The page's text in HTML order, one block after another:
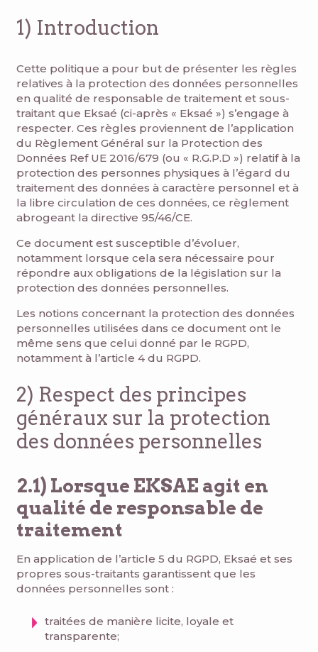
1) Introduction
Cette politique a pour but de présenter les règles
relatives à la protection des données personnelles
en qualité de responsable de traitement et sous-
traitant que Eksaé (ci-après « Eksaé ») s’engage à
respecter. Ces règles proviennent de l’application
du Règlement Général sur la Protection des
Données Ref UE 2016/679 (ou « R.G.P.D ») relatif à la
protection des personnes physiques à l’égard du
traitement des données à caractère personnel et à
la libre circulation de ces données, ce règlement
abrogeant la directive 95/46/CE.
Ce document est susceptible d’évoluer,
notamment lorsque cela sera nécessaire pour
répondre aux obligations de la législation sur la
protection des données personnelles.
Les notions concernant la protection des données
personnelles utilisées dans ce document ont le
même sens que celui donné par le RGPD,
notamment à l’article 4 du RGPD.
2) Respect des principes
généraux sur la protection
des données personnelles
2.1) Lorsque EKSAE agit en
qualité de responsable de
traitement
En application de l’article 5 du RGPD, Eksaé et ses
propres sous-traitants garantissent que les
données personnelles sont :
traitées de manière licite, loyale et
transparente;